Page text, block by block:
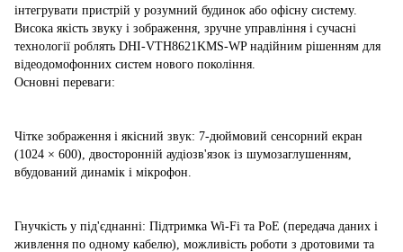
інтегрувати пристрій у розумний будинок або офісну систему.
Висока якість звуку і зображення, зручне управління і сучасні
технології роблять DHI-VTH8621KMS-WP надійним рішенням для
відеодомофонних систем нового покоління.
Основні переваги:
Чітке зображення і якісний звук: 7-дюймовий сенсорний екран
(1024 × 600), двосторонній аудіозв'язок із шумозаглушенням,
вбудований динамік і мікрофон.
Гнучкість у під'єднанні: Підтримка Wi-Fi та PoE (передача даних і
живлення по одному кабелю), можливість роботи з дротовими та